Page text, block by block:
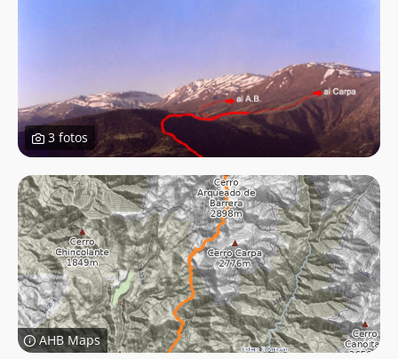
3 fotos
AHB Maps